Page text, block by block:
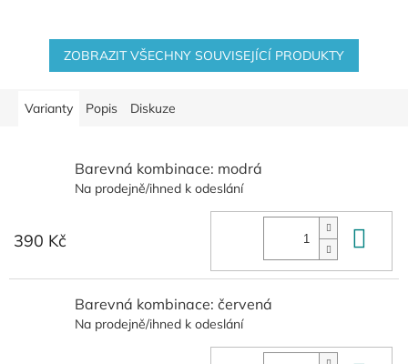
ZOBRAZIT VŠECHNY SOUVISEJÍCÍ PRODUKTY
Varianty Popis Diskuze
Barevná kombinace: modrá
Na prodejně/ihned k odeslání
390 Kč
Barevná kombinace: červená
Na prodejně/ihned k odeslání